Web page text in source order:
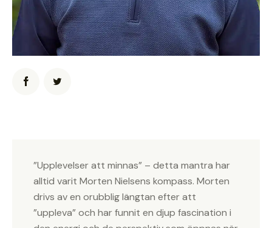
”Upplevelser att minnas” – detta mantra har
alltid varit Morten Nielsens kompass. Morten
drivs av en orubblig längtan efter att
”uppleva” och har funnit en djup fascination i